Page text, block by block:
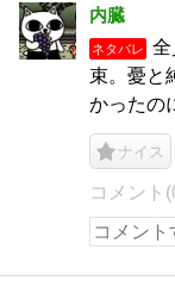
内臓
ネタバレ
全
束。憂と
かったの
ナイス
コメント